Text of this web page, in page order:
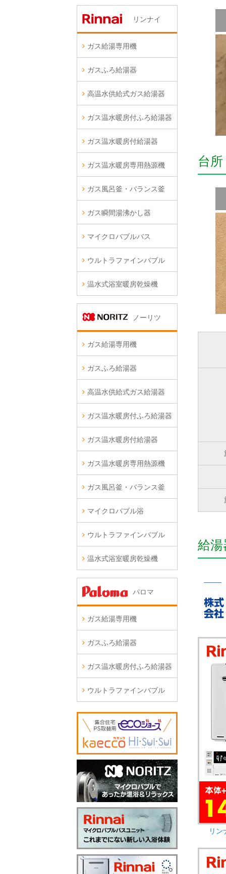
台
給
リン
リンナイ
ガス給湯専用機
ガスふろ給湯器
高温水供給式ガス給湯器
ガス温水暖房付ふろ給湯器
ガス温水暖房付給湯器
ガス温水暖房専用熱源機
ガス風呂釜・バランス釜
ガス瞬間湯沸かし器
マイクロバブルバス
ウルトラファインバブル
温水式浴室暖房乾燥機
ノーリツ
ガス給湯専用機
ガスふろ給湯器
高温水供給式ガス給湯器
ガス温水暖房付ふろ給湯器
ガス温水暖房付給湯器
ガス温水暖房専用熱源機
ガス風呂釜・バランス釜
マイクロバブル浴
ウルトラファインバブル
温水式浴室暖房乾燥機
パロマ
ガス給湯専用機
ガスふろ給湯器
ガス温水暖房付ふろ給湯器
ウルトラファインバブル